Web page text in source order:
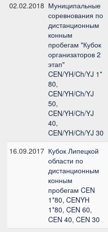
02.02.2018 Муниципальные
соревнования по
дистанционным
конным
пробегам "Кубок
организаторов 2
этап"
CEN/YH/Ch/YJ 1*
80,
CEN/YH/Ch/YJ
50,
CEN/YH/Ch/YJ
40,
CEN/YH/Ch/YJ 30
16.09.2017 Кубок Липецкой
области по
дистанционным
конным
пробегам CEN
1*80, CENYH
1*80, CEN 60,
CEN 40, CEN 30